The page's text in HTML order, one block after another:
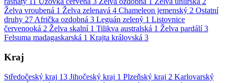
Želva vroubená 1 Želva zelenavá 4 Chameleon jemenský 2 Ostatní
druhy 27 Afrička ozdobná 3 Leguán zelený 1 Listovnice
červenooká 2 Želva skalní 1 Tilikva australská 1 Želva pardálí 3
Felsuma madagaskarská 1 Krajta královská 3
Kraj
Středočeský kraj 13 Jihočeský kraj 1 Plzeňský kraj 2 Karlovarský